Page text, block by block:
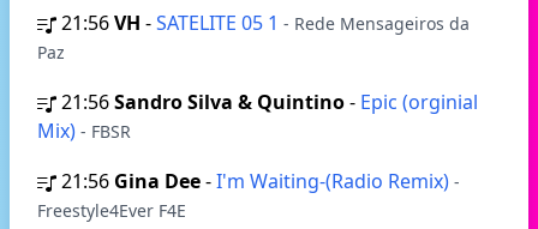
21:56VH -SATELITE 05 1 - Rede Mensageiros da
Paz
21:56Sandro Silva & Quintino- Epic (orginial
Mix) - FBSR
21:56 Gina Dee-I'm Waiting-(Radio Remix) -
Freestyle4Ever F4E